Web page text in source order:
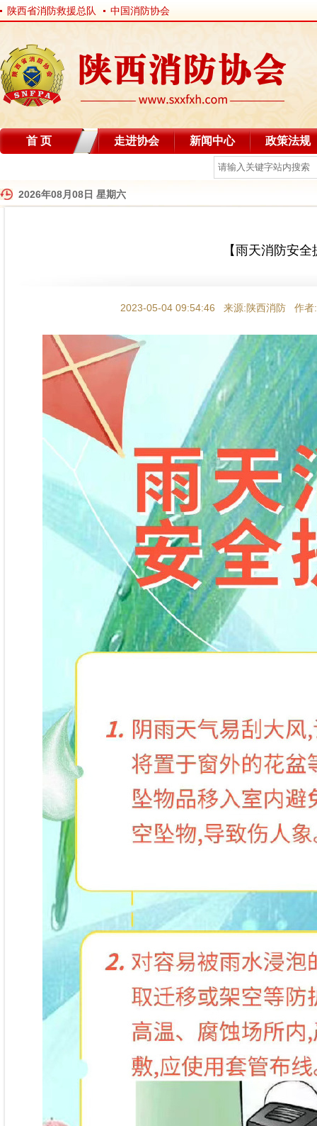
陕西省消防救援总队 中国消防协会
首 页 走进协会 新闻中心 政策法规
2026年08月08日 星期六
【雨天消防安
2023-05-04 09:54:46 来源:陕西消防 作者